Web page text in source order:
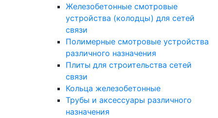
Железобетонные смотровые
устройства (колодцы) для сетей
связи
Полимерные смотровые устройства
различного назначения
Плиты для строительства сетей
связи
Кольца железобетонные
Трубы и аксессуары различного
назначения